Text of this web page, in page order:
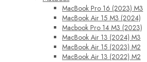
MacBook Pro 16 (2023) M3
MacBook Air 15 M3 (2024)
Macbook Pro 14 M3 (2023)
MacBook Air 13 (2024) M3
MacBook Air 15 (2023) M2
MacBook Air 13 (2022) M2